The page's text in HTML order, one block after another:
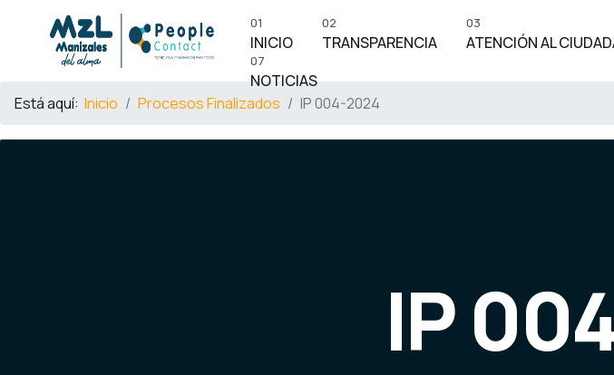
INICIO
01
TRANSPARENCIA
02
ATENCIÓN AL
03
NOTICIAS
07
Está aquí: Inicio Procesos Finalizados IP 004-2024
IP